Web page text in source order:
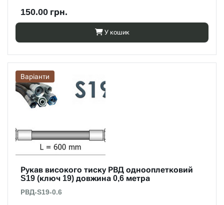
150.00 грн.
У кошик
Варіанти
Рукав високого тиску РВД однооплетковий
S19 (ключ 19) довжина 0,6 метра
РВД-S19-0.6